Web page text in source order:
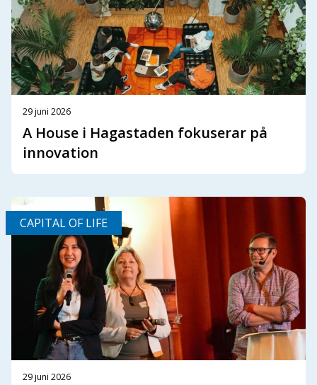
29 juni 2026
A House i Hagastaden fokuserar på
innovation
CAPITAL OF LIFE
29 juni 2026